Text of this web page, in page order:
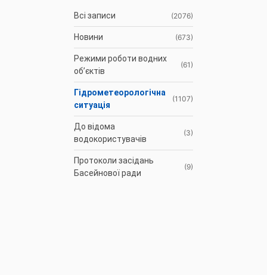
Всі записи (2076)
Новини (673)
Режими роботи водних
об’єктів
(61)
Гідрометеорологічна
ситуація
(1107)
До відома
водокористувачів
(3)
Протоколи засідань
Басейнової ради
(9)